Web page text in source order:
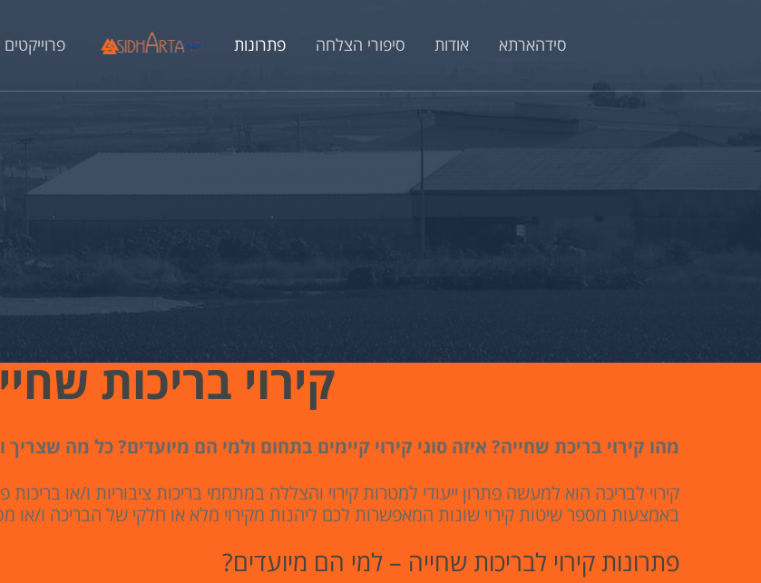
פרוייקטים פתרונות סיפורי הצלחה אודות סידהארתא
קירוי בריכות
מהו קירוי בריכת שחייה? איזה סוגי קירוי קיימים בתחום ולמי הם מיועדים? כל מה
קירוי לבריכה הוא למעשה פתרון ייעודי למטרות קירוי והצללה במתחמי בריכות ציבוריות ו/או
באמצעות מספר שיטות קירוי שונות המאפשרות לכם ליהנות מקירוי מלא או חלקי של הבריכה ו/או
פתרונות קירוי לבריכות שחייה – למי הם מיועדים?